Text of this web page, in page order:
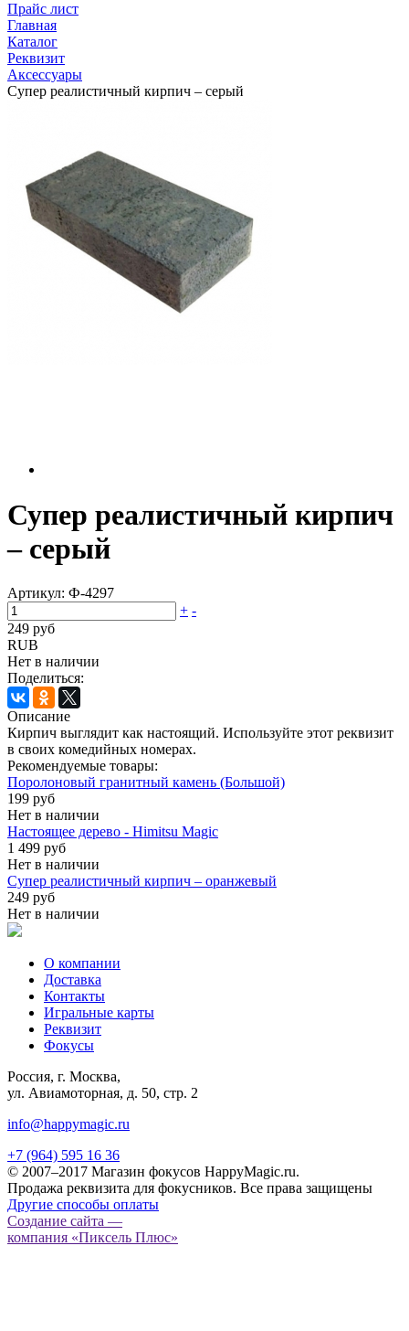
Прайс лист
Главная
Каталог
Реквизит
Аксессуары
Супер реалистичный кирпич – серый
Супер реалистичный кирпич
– серый
Артикул: Ф-4297
+ -
249 руб
RUB
Нет в наличии
Поделиться:
Описание
Кирпич выглядит как настоящий. Используйте этот реквизит
в своих комедийных номерах.
Рекомендуемые товары:
Поролоновый гранитный камень (Большой)
199 руб
Нет в наличии
Настоящее дерево - Himitsu Magic
1 499 руб
Нет в наличии
Супер реалистичный кирпич – оранжевый
249 руб
Нет в наличии
О компании
Доставка
Контакты
Игральные карты
Реквизит
Фокусы
Россия, г. Москва,
ул. Авиамоторная, д. 50, стр. 2
info@happymagic.ru
+7 (964) 595 16 36
© 2007–2017 Магазин фокусов HappyMagic.ru.
Продажа реквизита для фокусников. Все права защищены
Другие способы оплаты
Создание сайта —
компания «Пиксель Плюс»